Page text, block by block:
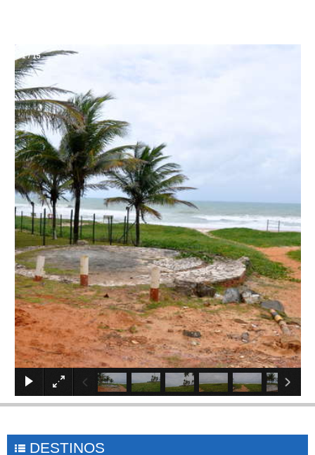
×
1/15
DESTINOS